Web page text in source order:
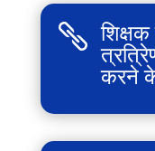

करने